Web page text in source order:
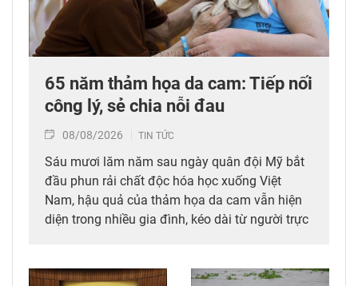
65 năm thảm họa da cam: Tiếp nối
công lý, sẻ chia nỗi đau
08/08/2026 TIN TỨC
Sáu mươi lăm năm sau ngày quân đội Mỹ bắt
đầu phun rải chất độc hóa học xuống Việt
Nam, hậu quả của thảm họa da cam vẫn hiện
diện trong nhiều gia đình, kéo dài từ người trực
diễn ra tại các tòa án quốc tế mà còn cần được